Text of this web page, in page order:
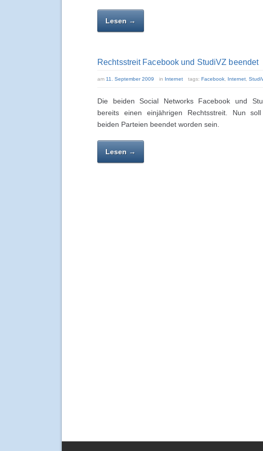
Lesen →
Rechtsstreit Facebook und StudiVZ beendet
am 11. September 2009 in Internet tags: Facebook Internet
Die beiden Social Networks Facebook und
bereits einen einjährigen Rechtsstreit. Nun
beiden Parteien beendet worden sein.
Lesen →